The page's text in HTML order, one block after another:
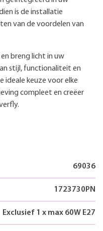
is de installatie
van de voordelen van
breng licht in uw
stijl, functionaliteit en
ideale keuze voor elke
compleet en creëer
69036
1723730PN
Exclusief 1 x max 60W E27